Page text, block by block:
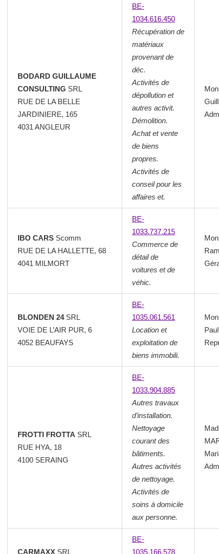
BODARD GUILLAUME
CONSULTING SRL
RUE DE LA BELLE
JARDINIERE, 165
4031 ANGLEUR
BE-
1034.616.450
Récupération de
matériaux
provenant de
déc.
Activités de
dépollution et
autres activit.
Démolition.
Achat et vente
de biens
propres.
Activités de
conseil pour les
affaires et.
IBO CARS Scomm
RUE DE LA HALLETTE, 68
4041 MILMORT
BE-
1033.737.215
Commerce de
détail de
voitures et de
véhic.
BLONDEN 24SRL
VOIE DE L’AIR PUR, 6
4052 BEAUFAYS
BE-
1035.061.561
Location et
exploitation de
biens immobili.
Paul
FROTTI FROTTA SRL
RUE HYA, 18
4100 SERAING
BE-
1033.904.885
Autres travaux
d’installation.
Nettoyage
courant des
bâtiments.
Autres activités
de nettoyage.
Activités de
soins à domicile
aux personne.
CARMAXX SRL
BE-
1035.166.578